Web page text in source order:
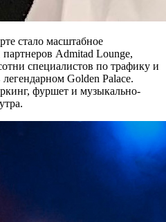
стало масштабное
Admitad Lounge,
специалистов по трафику и
Golden Palace.
фуршет и музыкально-